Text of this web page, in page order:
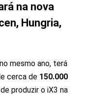
na nova
Hungria,
mesmo ano, terá
cerca de 150.000
produzir o iX3 na